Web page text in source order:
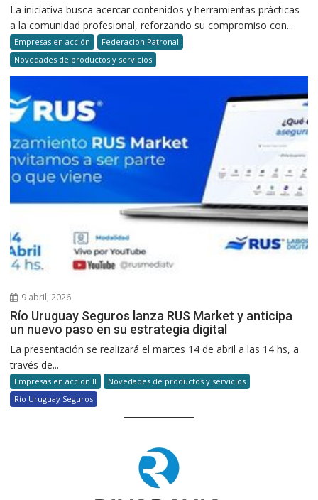
La iniciativa busca acercar contenidos y herramientas prácticas
a la comunidad profesional, reforzando su compromiso con...
Empresas en acción
Federacion Patronal
Novedades de productos y servicios
9 abril, 2026
Río Uruguay Seguros lanza RUS Market y anticipa
un nuevo paso en su estrategia digital
La presentación se realizará el martes 14 de abril a las 14 hs, a
través de...
Empresas en accion II
Novedades de productos y servicios
Río Uruguay Seguros